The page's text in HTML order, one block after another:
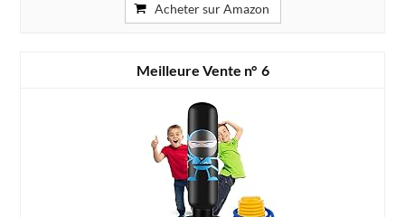
Acheter sur Amazon
6